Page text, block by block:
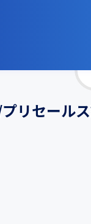
リセール